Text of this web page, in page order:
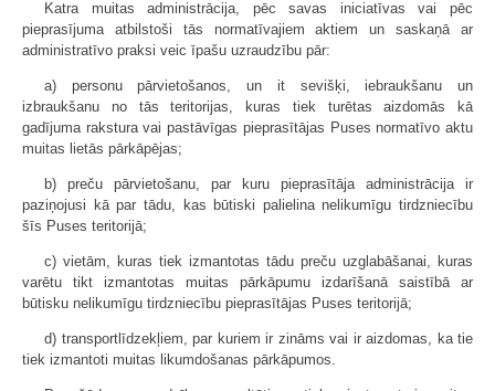
Katra muitas administrācija, pēc savas iniciatīvas vai pēc
pieprasījuma atbilstoši tās normatīvajiem aktiem un saskaņā ar
administratīvo praksi veic īpašu uzraudzību pār:
a) personu pārvietošanos, un it sevišķi, iebraukšanu un
izbraukšanu no tās teritorijas, kuras tiek turētas aizdomās kā
gadījuma rakstura vai pastāvīgas pieprasītājas Puses normatīvo aktu
muitas lietās pārkāpējas;
b) preču pārvietošanu, par kuru pieprasītāja administrācija ir
paziņojusi kā par tādu, kas būtiski palielina nelikumīgu tirdzniecību
šīs Puses teritorijā;
c) vietām, kuras tiek izmantotas tādu preču uzglabāšanai, kuras
varētu tikt izmantotas muitas pārkāpumu izdarīšanā saistībā ar
būtisku nelikumīgu tirdzniecību pieprasītājas Puses teritorijā;
d) transportlīdzekļiem, par kuriem ir zināms vai ir aizdomas, ka tie
tiek izmantoti muitas likumdošanas pārkāpumos.